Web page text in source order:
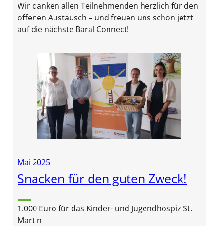
Wir danken allen Teilnehmenden herzlich für den
offenen Austausch – und freuen uns schon jetzt
auf die nächste Baral Connect!
Mai 2025
Snacken für den guten Zweck!
1.000 Euro für das Kinder- und Jugendhospiz St.
Martin